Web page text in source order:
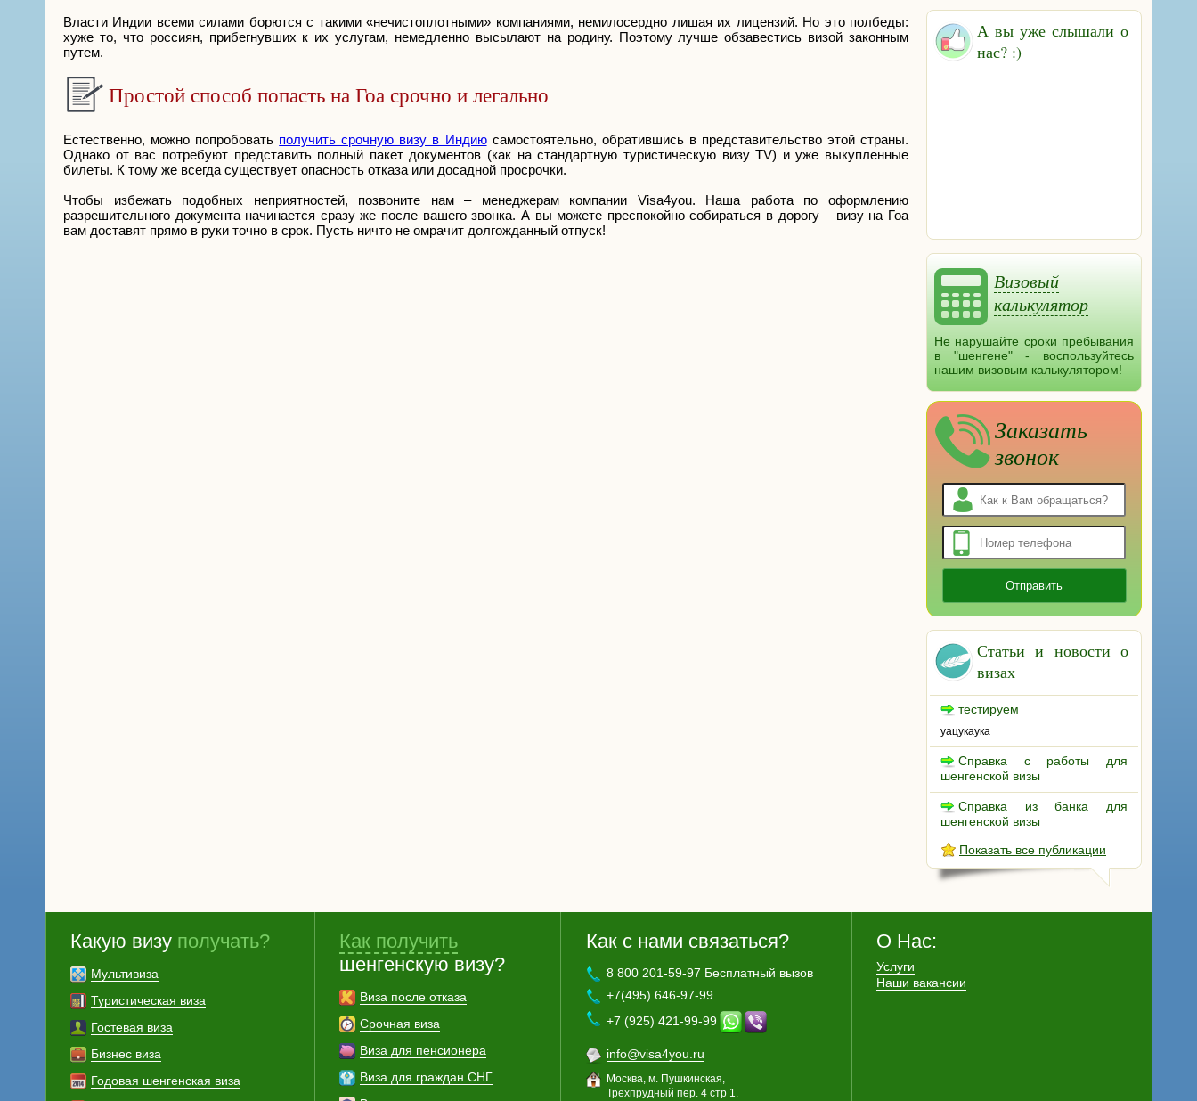
А вы уже слышали о
нас? :)
Визовый
калькулятор
Не нарушайте сроки пребывания
в "шенгене" - воспользуйтесь
нашим визовым калькулятором!
Заказать
звонок
Статьи и новости о
визах
тестируем
уацукаука
Справка с работы для
шенгенской визы
Справка из банка для
шенгенской визы
Показать все публикации
Власти Индии всеми силами борются с такими «нечистоплотными» компаниями, немилосердно лишая их лицензий. Но это полбеды:
хуже то, что россиян, прибегнувших к их услугам, немедленно высылают на родину. Поэтому лучше обзавестись визой законным
путем.
Простой способ попасть на Гоа срочно и легально
Естественно, можно попробовать получить срочную визу в Индиюсамостоятельно, обратившись в представительство этой страны.
Однако от вас потребуют представить полный пакет документов (как на стандартную туристическую визу TV) и уже выкупленные
билеты. К тому же всегда существует опасность отказа или досадной просрочки.
Чтобы избежать подобных неприятностей, позвоните нам – менеджерам компании Visa4you. Наша работа по оформлению
разрешительного документа начинается сразу же после вашего звонка. А вы можете преспокойно собираться в дорогу – визу на Гоа
вам доставят прямо в руки точно в срок. Пусть ничто не омрачит долгожданный отпуск!
Какую визу получать?
Мультивиза
Туристическая виза
Гостевая виза
Бизнес виза
Годовая шенгенская виза
Как получить
шенгенскую визу?
Виза после отказа
Срочная виза
Виза для пенсионера
Виза для граждан СНГ
Как с нами связаться?
8 800 201-59-97 Бесплатный вызов
+7(495) 646-97-99
+7 (925) 421-99-99
info@visa4you.ru
Москва, м. Пушкинская,
Трехпрудный пер. 4 стр 1.
О Нас:
Услуги
Наши вакансии